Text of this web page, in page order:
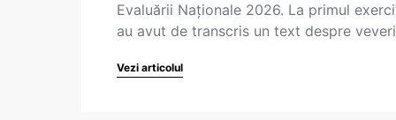
Evaluării Naționale 2026. La primul
au avut de transcris un text despre
Vezi articolul